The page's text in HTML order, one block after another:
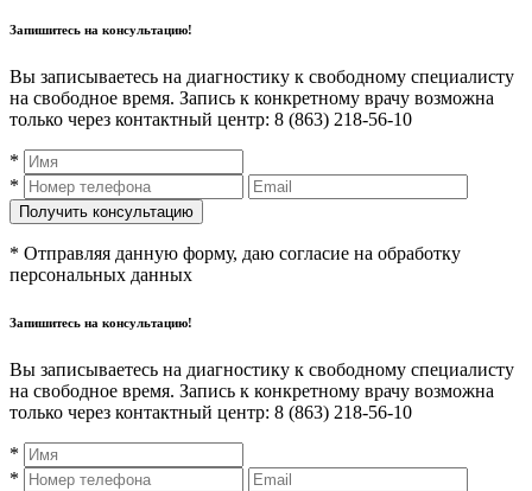
Запишитесь на консультацию!
Вы записываетесь на диагностику к свободному специалисту
на свободное время. Запись к конкретному врачу возможна
только через контактный центр: 8 (863) 218-56-10
*
*
* Отправляя данную форму, даю согласие на обработку
персональных данных
Запишитесь на консультацию!
Вы записываетесь на диагностику к свободному специалисту
на свободное время. Запись к конкретному врачу возможна
только через контактный центр: 8 (863) 218-56-10
*
*